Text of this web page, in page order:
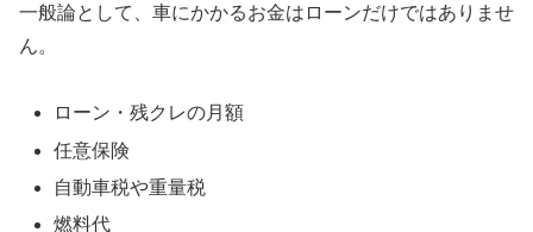
一般論として、車にかかるお金はローンだけではありませ
ん。
ローン・残クレの月額
任意保険
自動車税や重量税
燃料代